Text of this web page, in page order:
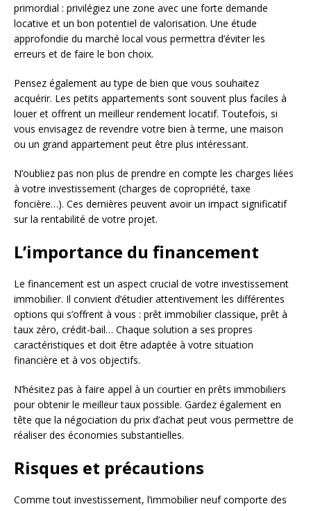
primordial : privilégiez une zone avec une forte demande
locative et un bon potentiel de valorisation. Une étude
approfondie du marché local vous permettra d’éviter les
erreurs et de faire le bon choix.
Pensez également au type de bien que vous souhaitez
acquérir. Les petits appartements sont souvent plus faciles à
louer et offrent un meilleur rendement locatif. Toutefois, si
vous envisagez de revendre votre bien à terme, une maison
ou un grand appartement peut être plus intéressant.
N’oubliez pas non plus de prendre en compte les charges liées
à votre investissement (charges de copropriété, taxe
foncière…). Ces dernières peuvent avoir un impact significatif
sur la rentabilité de votre projet.
L’importance du financement
Le financement est un aspect crucial de votre investissement
immobilier. Il convient d’étudier attentivement les différentes
options qui s’offrent à vous : prêt immobilier classique, prêt à
taux zéro, crédit-bail… Chaque solution a ses propres
caractéristiques et doit être adaptée à votre situation
financière et à vos objectifs.
N’hésitez pas à faire appel à un courtier en prêts immobiliers
pour obtenir le meilleur taux possible. Gardez également en
tête que la négociation du prix d’achat peut vous permettre de
réaliser des économies substantielles.
Risques et précautions
Comme tout investissement, l’immobilier neuf comporte des